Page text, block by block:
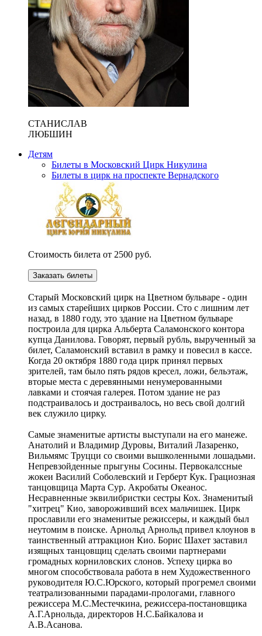
СТАНИСЛАВ
ЛЮБШИН
Детям
Билеты в Московский Цирк Никулина
Билеты в цирк на проспекте Вернадского
Стоимость билета от 2500 руб.
Заказать билеты
Cтарый Московский цирк на Цветном бульваре - один
из самых старейших цирков России. Сто с лишним лет
назад, в 1880 году, это здание на Цветном бульваре
построила для цирка Альберта Саламонского контора
купца Данилова. Говорят, первый рубль, вырученный за
билет, Саламонский вставил в рамку и повесил в кассе.
Когда 20 октября 1880 года цирк принял первых
зрителей, там было пять рядов кресел, ложи, бельэтаж,
вторые места с деревянными ненумерованными
лавками и стоячая галерея. Потом здание не раз
подстраивалось и достраивалось, но весь свой долгий
век служило цирку.
Самые знаменитые артисты выступали на его манеже.
Анатолий и Владимир Дуровы, Виталий Лазаренко,
Вильмямс Труцци со своими вышколенными лошадьми.
Непревзойденные прыгуны Сосины. Первокалссные
жокеи Василий Соболевский и Герберт Кук. Грациозная
танцовщица Марта Сур. Акробаты Океанос.
Несравненные эквилибристки сестры Кох. Знаменитый
"хитрец" Кио, завороживший всех мальчишек. Цирк
прославили его знаменитые режиссеры, и каждый был
неутомим в поиске. Арнольд Арнольд привел клоунов в
таинственный аттракцион Кио. Борис Шахет заставил
изящных танцовщиц сделать своими партнерами
громадных корниловских слонов. Успеху цирка во
многом способствовала работа в нем Художественного
руководителя Ю.С.Юрского, который прогремел своими
театрализованными парадами-прологами, главного
режиссера М.С.Местечкина, режиссера-постановщика
А.Г.Арнольда, директоров Н.С.Байкалова и
А.В.Асанова.